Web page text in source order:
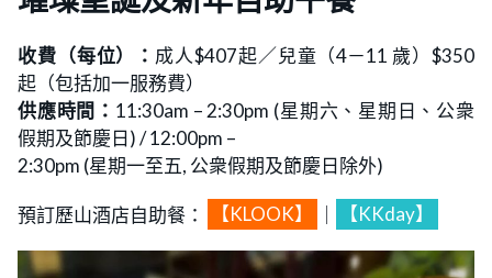
收費（每位）： 成人$407起／兒童（4－11 歲）$350
起（包括加一服務費）
供應時間： 11:30am – 2:30pm (星期六、星期日、公衆
假期及節慶日) / 12:00pm –
2:30pm (星期一至五, 公衆假期及節慶日除外)
預訂歷山酒店自助餐： 【KLOOK】 【KKday】